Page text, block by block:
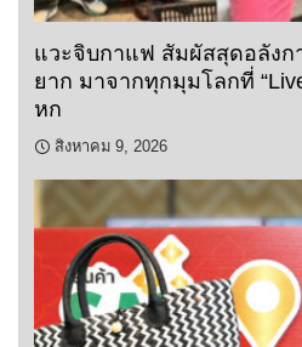
แวะจิบกาแฟ สัมผัสสุดอลังก
ยาก มาจากทุกมุมโลกที่
หก
สิงหาคม 9, 2026